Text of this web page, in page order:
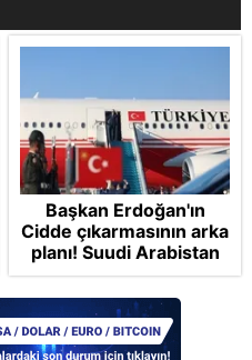
Başkan Erdoğan'ın
Cidde çıkarmasının arka
planı! Suudi Arabistan
ve Pakistan'la Mekke
Anlaşması: "Tel Aviv için
'ölümcül ittifak"